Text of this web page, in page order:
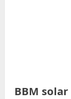
BBM solar